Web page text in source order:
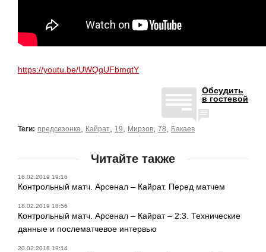
https://youtu.be/UWQgUFbmqtY
Обсудить
в гостевой
Теги: предсезонка Кайрат 19 Мирзов 78 Бакаев
Читайте также
16.02.2019 19:16
Контрольный матч. Арсенал – Кайрат. Перед матчем
18.02.2019 18:56
Контрольный матч. Арсенал – Кайрат – 2:3. Технические
данные и послематчевое интервью
20.02.2018 19:14